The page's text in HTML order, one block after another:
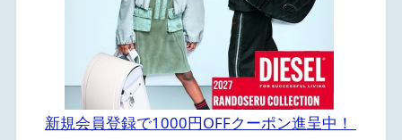
新規会員登録で1000円OFFクーポン進呈中！